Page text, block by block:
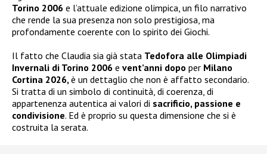
Torino 2006 e l’attuale edizione olimpica, un filo narrativo
che rende la sua presenza non solo prestigiosa, ma
profondamente coerente con lo spirito dei Giochi.
Il fatto che Claudia sia già stata Tedofora alle Olimpiadi
Invernali di Torino 2006 e vent’anni dopo per Milano
Cortina 2026, è un dettaglio che non è affatto secondario.
Si tratta di un simbolo di continuità, di coerenza, di
appartenenza autentica ai valori di sacrificio, passione e
condivisione. Ed è proprio su questa dimensione che si è
costruita la serata.